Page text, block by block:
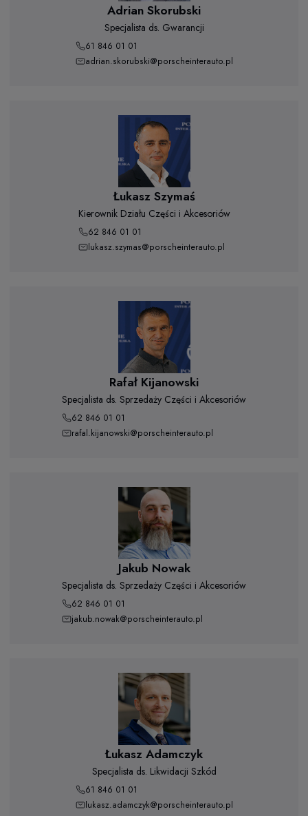
Adrian Skorubski
Specjalista ds. Gwarancji
61 846 01 01
adrian.skorubski@porscheinterauto.pl
Łukasz Szymaś
Kierownik Działu Części i Akcesoriów
62 846 01 01
lukasz.szymas@porscheinterauto.pl
Rafał Kijanowski
Specjalista ds. Sprzedaży Części i Akcesoriów
62 846 01 01
rafal.kijanowski@porscheinterauto.pl
Jakub Nowak
Specjalista ds. Sprzedaży Części i Akcesoriów
62 846 01 01
jakub.nowak@porscheinterauto.pl
Łukasz Adamczyk
Specjalista ds. Likwidacji Szkód
61 846 01 01
lukasz.adamczyk@porscheinterauto.pl